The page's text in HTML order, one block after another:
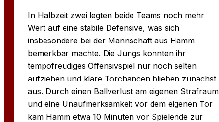
In Halbzeit zwei legten beide Teams noch mehr
Wert auf eine stabile Defensive, was sich
insbesondere bei der Mannschaft aus Hamm
bemerkbar machte. Die Jungs konnten ihr
tempofreudiges Offensivspiel nur noch selten
aufziehen und klare Torchancen blieben zunächst
aus. Durch einen Ballverlust am eigenen Strafraum
und eine Unaufmerksamkeit vor dem eigenen Tor
kam Hamm etwa 10 Minuten vor Spielende zur